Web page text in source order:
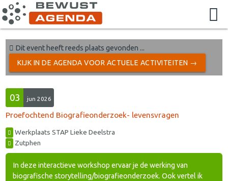
Dit event heeft reeds plaats gevonden ...
KIJK IN DE AGENDA VOOR ACTUELE ACTIVITEITEN →
03 jun 2026
Proefochtend Biografieonderzoek- levensvragen
Werkplaats STAP Lieke Deelstra
Zutphen
In deze interactieve workshop ervaar je de werking van
biografische storytelling/biografieonderzoek. Ook vertel ik